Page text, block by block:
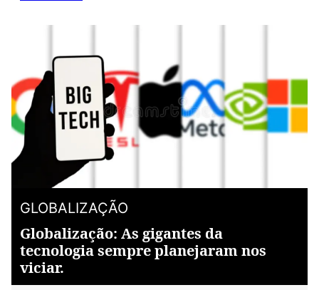
GLOBALIZAÇÃO
Globalização: As gigantes da
tecnologia sempre planejaram nos
viciar.